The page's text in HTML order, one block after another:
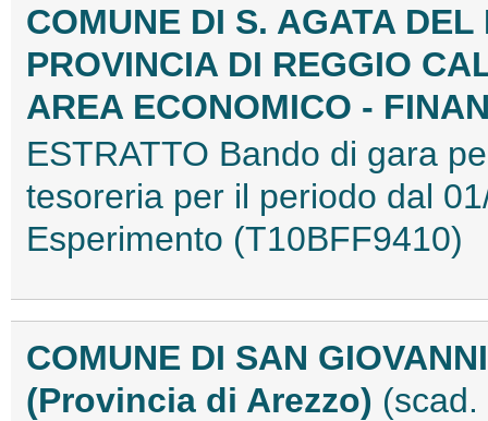
COMUNE DI S. AGATA DEL
PROVINCIA DI REGGIO
AREA ECONOMICO -
ESTRATTO Bando di gara
tesoreria per il periodo dal
Esperimento (T10BFF9410)
COMUNE DI SAN
(Provincia di Arezzo)